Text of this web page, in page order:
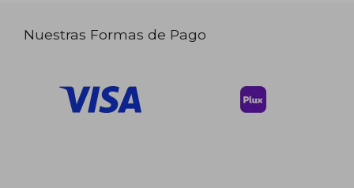
Nuestras Formas de Pago